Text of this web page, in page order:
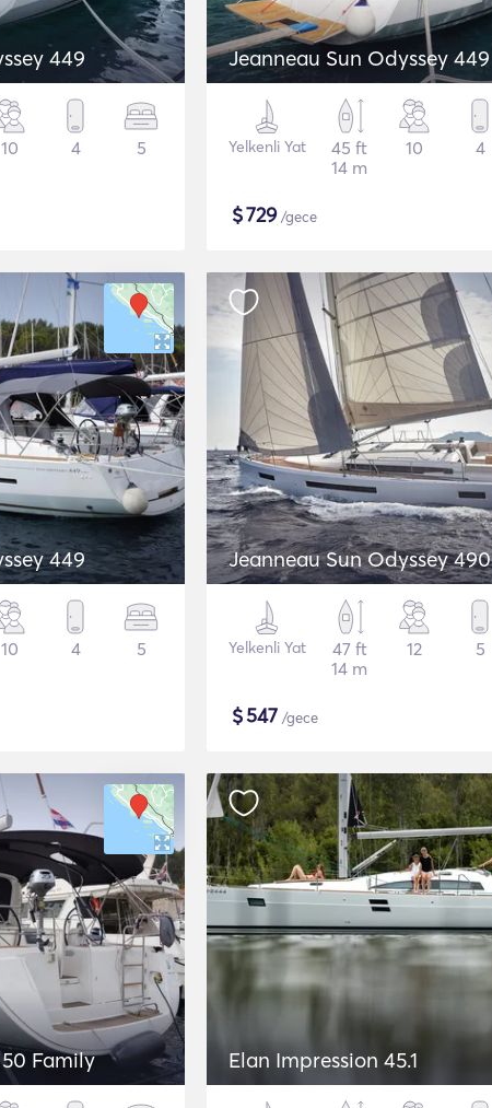
449
10 4 5
Jeanneau Sun Odyssey 449
Yelkenli Yat
45 ft
14 m
10 4
$729/gece
449
10 4 5
Jeanneau Sun Odyssey 490
Yelkenli Yat
47 ft
14 m
12 5
$547 /gece
Family Elan Impression 45.1